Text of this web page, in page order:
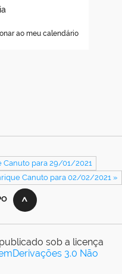
ao meu calendário
Canuto para 29/01/2021
Canuto para 02/02/2021 »
sob a licença
3.0 Não